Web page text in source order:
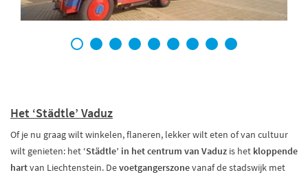
1 2 3 4 5 6 7 8 9
Het ‘Städtle’ Vaduz
Of je nu graag wilt winkelen, flaneren, lekker wilt eten of van cultuur
wilt genieten: het ‘Städtle’ in het centrum van Vaduz is het kloppende
hartvan Liechtenstein. Devoetgangerszonevanaf de stadswijk met